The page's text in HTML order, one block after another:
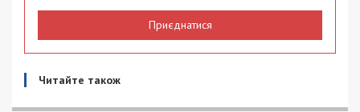
Приєднатися
Читайте також